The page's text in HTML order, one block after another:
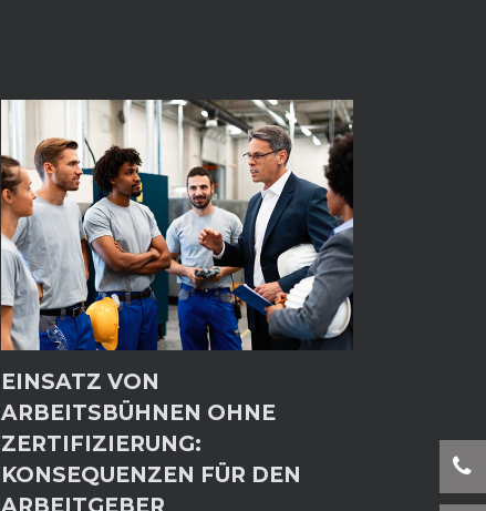
EINSATZ VON
ARBEITSBÜHNEN OHNE
ZERTIFIZIERUNG:
KONSEQUENZEN FÜR DEN